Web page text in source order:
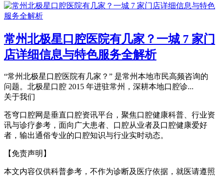
常州北极星口腔医院有几家？一城 7 家门
店详细信息与特色服务全解析
“常州北极星口腔医院有几家？” 是常州本地市民高频咨询的
问题。北极星口腔 2015 年进驻常州，深耕本地口腔诊...
关于我们
苍穹口腔网是垂直口腔资讯平台，聚焦口腔健康科普、行业资
讯与诊疗参考，面向广大患者、口腔从业者及口腔健康爱好
者，输出通俗专业的口腔知识与行业实时动态。
【免责声明】
本文内容仅供科普参考，不作为诊断及医疗依据，就医请遵照